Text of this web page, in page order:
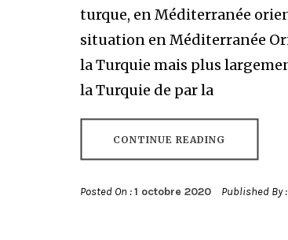
turque, en Méditerranée
situation en Méditerranée
la Turquie mais plus
la Turquie de par la
CONTINUE READING
Posted On :1 octobre 2020 Published By :